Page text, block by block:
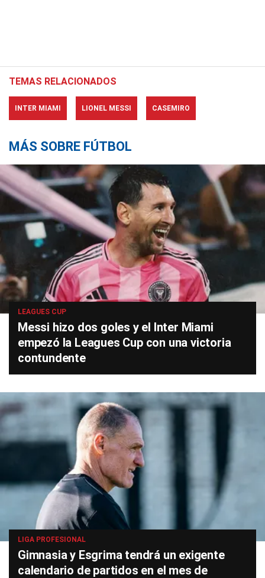
TEMAS RELACIONADOS
INTER MIAMI LIONEL MESSI CASEMIRO
MÁS SOBRE FÚTBOL
LEAGUES CUP
Messi hizo dos goles y el Inter Miami
empezó la Leagues Cup con una victoria
contundente
LIGA PROFESIONAL
Gimnasia y Esgrima tendrá un exigente
calendario de partidos en el mes de